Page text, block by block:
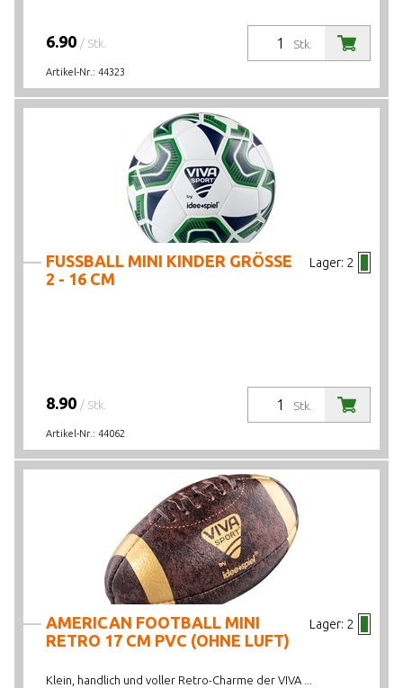
Stk.
6.90 / Stk.
Artikel-Nr.: 44323
Lager: 2
FUSSBALL MINI KINDER GRÖSSE
2 - 16 CM
Stk.
8.90 / Stk.
Artikel-Nr.: 44062
Lager: 2
AMERICAN FOOTBALL MINI
RETRO 17 CM PVC (OHNE LUFT)
Klein, handlich und voller Retro-Charme der VIVA ...